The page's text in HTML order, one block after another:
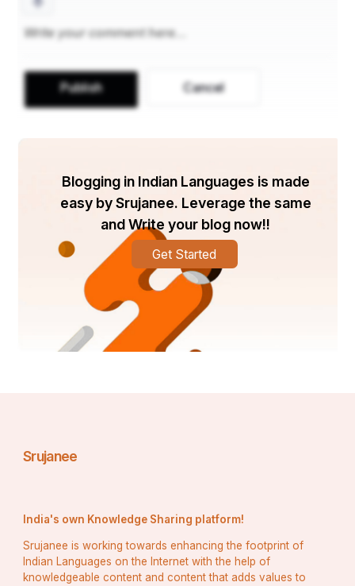
कर के मध्य कमंडलु चक्र त्रिशूल धर्ता ।
ब्रह्मा विष्णु सदाशिव जानत अविवेका ।
प्रणवाक्षर मध्ये ये तीनों एका ॥
॥ ॐ जय शिव ओंकारा ॥
॥ ॐ जय शिव ओंकारा ॥
Publish Cancel
Blogging in Indian Languages is made
easy by Srujanee. Leverage the same
and Write your blog now!!
Get Started
Srujanee
India's own Knowledge Sharing platform!
Srujanee is working towards enhancing the footprint of
Indian Languages on the Internet with the help of
knowledgeable content and content that adds values to